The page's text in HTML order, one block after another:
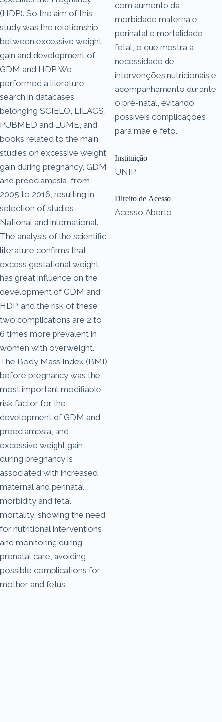
(HDP). So the aim of this
study was the relationship
between excessive weight
gain and development of
GDM and HDP. We
performed a literature
search in databases
belonging SCIELO, LILACS,
PUBMED and LUME, and
books related to the main
studies on excessive weight
gain during pregnancy, GDM
and preeclampsia, from
2005 to 2016, resulting in
selection of studies
National and international.
The analysis of the scientific
literature confirms that
excess gestational weight
has great influence on the
development of GDM and
HDP, and the risk of these
two complications are 2 to
6 times more prevalent in
women with overweight.
The Body Mass Index (BMI)
before pregnancy was the
most important modifiable
risk factor for the
development of GDM and
preeclampsia, and
excessive weight gain
during pregnancy is
associated with increased
maternal and perinatal
morbidity and fetal
mortality, showing the need
for nutritional interventions
and monitoring during
prenatal care, avoiding
possible complications for
mother and fetus.
com aumento da
morbidade materna e
perinatal e mortalidade
fetal, o que mostra a
necessidade de
intervenções nutricionais e
acompanhamento durante
o pré-natal, evitando
possíveis complicações
para mãe e feto.
Instituição
UNIP
Direito de Acesso
Acesso Aberto